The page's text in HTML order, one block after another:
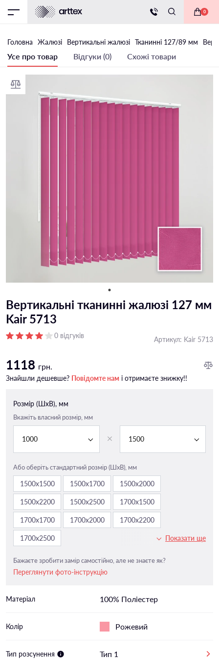
0
Головна Жалюзі Вертикальні жалюзі Тканинні 127/89 мм
Усе про товар Відгуки (0) Схожі товари
Вертикальні тканинні жалюзі 127 мм
Kair 5713
0 відгуків Артикул: Kair 5713
1118 грн.
Знайшли дешевше? Повідомте нам і отримаєте знижку!!
Розмір (ШxВ), мм
Вкажіть власний розмір, мм
1000 1500
Або оберіть стандартний розмір (ШxВ), мм
1500х1500 1500х1700 1500х2000
1500х2200 1500х2500 1700х1500
1700х1700 1700х2000 1700х2200
1700х2500 Показати ще
Бажаєте зробити замір самостійно, але не знаєте як?
Переглянути фото-інструкцію
Матеріал 100% Поліестер
Колір Рожевий
Тип розсунення Тип 1